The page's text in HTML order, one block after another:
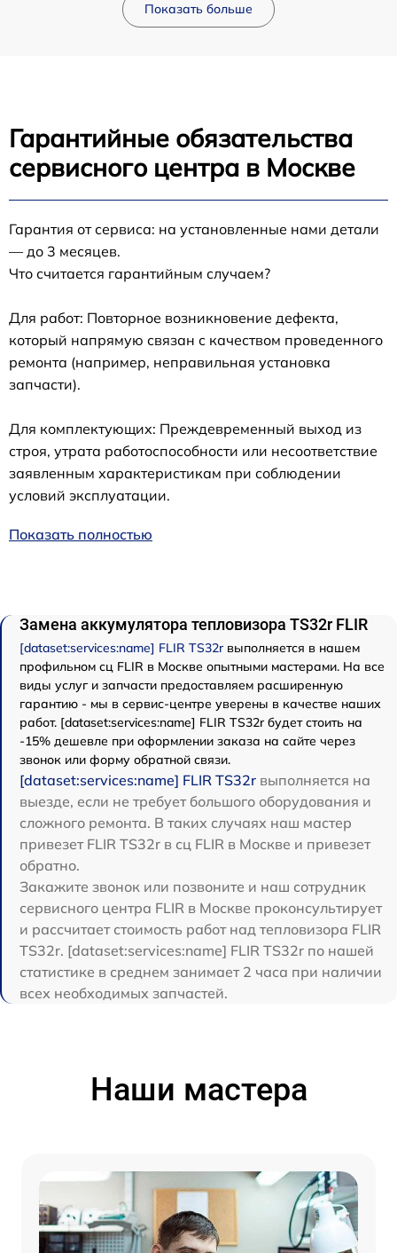
Показать больше
Гарантийные обязательства
сервисного центра в Москве
Гарантия от сервиса: на установленные нами детали
— до 3 месяцев.
Что считается гарантийным случаем?
Для работ: Повторное возникновение дефекта,
который напрямую связан с качеством проведенного
ремонта (например, неправильная установка
запчасти).
Для комплектующих: Преждевременный выход из
строя, утрата работоспособности или несоответствие
заявленным характеристикам при соблюдении
условий эксплуатации.
Показать полностью
Замена аккумулятора тепловизора TS32r FLIR
[dataset:services:name] FLIR TS32rвыполняется в нашем
профильном сц FLIR в Москве опытными мастерами. На все
виды услуг и запчасти предоставляем расширенную
гарантию - мы в сервис-центре уверены в качестве наших
работ. [dataset:services:name] FLIR TS32r будет стоить на
-15% дешевле при оформлении заказа на сайте через
звонок или форму обратной связи.
[dataset:services:name] FLIR TS32r выполняется на
выезде, если не требует большого оборудования и
сложного ремонта. В таких случаях наш мастер
привезет FLIR TS32r в сц FLIR в Москве и привезет
обратно.
Закажите звонок или позвоните и наш сотрудник
сервисного центра FLIR в Москве проконсультирует
и рассчитает стоимость работ над тепловизора FLIR
TS32r. [dataset:services:name] FLIR TS32r по нашей
статистике в среднем занимает 2 часа при наличии
всех необходимых запчастей.
Наши мастера